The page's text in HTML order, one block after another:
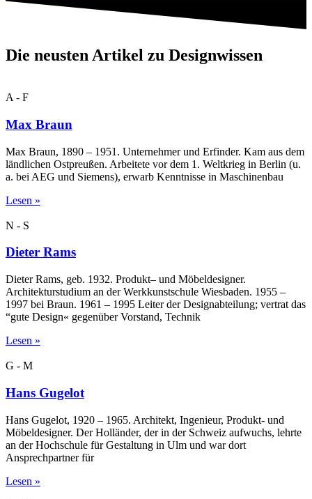
Die neusten Artikel zu Designwissen
A - F
Max Braun
Max Braun, 1890 – 1951. Unternehmer und Erfinder. Kam aus dem
ländlichen Ostpreußen. Arbeitete vor dem 1. Weltkrieg in Berlin (u.
a. bei AEG und Siemens), erwarb Kenntnisse in Maschinenbau
Lesen »
N - S
Dieter Rams
Dieter Rams, geb. 1932. Produkt– und Möbeldesigner.
Architekturstudium an der Werkkunstschule Wiesbaden. 1955 –
1997 bei Braun. 1961 – 1995 Leiter der Designabteilung; vertrat das
“gute Design« gegenüber Vorstand, Technik
Lesen »
G - M
Hans Gugelot
Hans Gugelot, 1920 – 1965. Architekt, Ingenieur, Produkt- und
Möbeldesigner. Der Holländer, der in der Schweiz aufwuchs, lehrte
an der Hochschule für Gestaltung in Ulm und war dort
Ansprechpartner für
Lesen »